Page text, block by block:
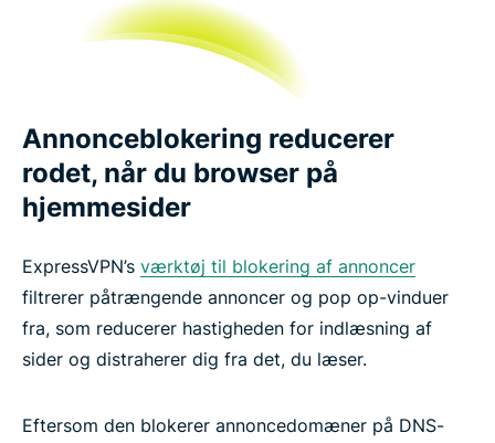
Annonceblokering reducerer
rodet, når du browser på
hjemmesider
ExpressVPN’s værktøj til blokering af annoncer
filtrerer påtrængende annoncer og pop op-vinduer
fra, som reducerer hastigheden for indlæsning af
sider og distraherer dig fra det, du læser.
Eftersom den blokerer annoncedomæner på DNS-